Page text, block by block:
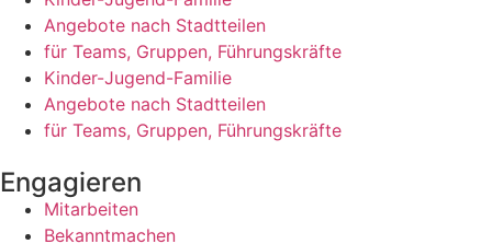
Angebote nach Stadtteilen
für Teams, Gruppen, Führungskräfte
Kinder-Jugend-Familie
Angebote nach Stadtteilen
für Teams, Gruppen, Führungskräfte
Engagieren
Mitarbeiten
Bekanntmachen